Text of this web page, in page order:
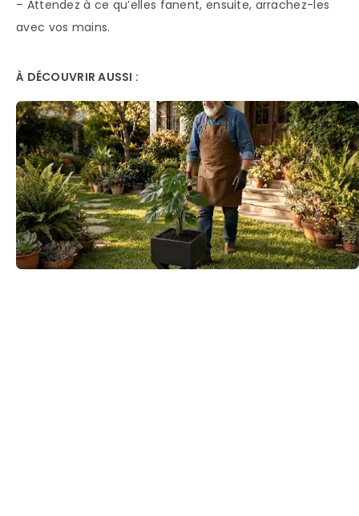
– Attendez à ce qu’elles fanent, ensuite, arrachez-les
avec vos mains.
À DÉCOUVRIR AUSSI :